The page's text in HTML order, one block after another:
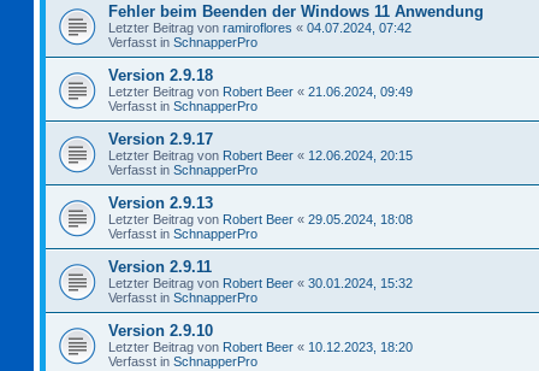
Fehler beim Beenden der Windows 11 Anwendung
Letzter Beitrag von ramiroflores « 04.07.2024, 07:42
Verfasst in SchnapperPro
Version 2.9.18
Letzter Beitrag von Robert Beer « 21.06.2024, 09:49
Verfasst in SchnapperPro
Version 2.9.17
Letzter Beitrag von Robert Beer « 12.06.2024, 20:15
Verfasst in SchnapperPro
Version 2.9.13
Letzter Beitrag von Robert Beer « 29.05.2024, 18:08
Verfasst in SchnapperPro
Version 2.9.11
Letzter Beitrag von Robert Beer « 30.01.2024, 15:32
Verfasst in SchnapperPro
Version 2.9.10
Letzter Beitrag von Robert Beer « 10.12.2023, 18:20
Verfasst in SchnapperPro